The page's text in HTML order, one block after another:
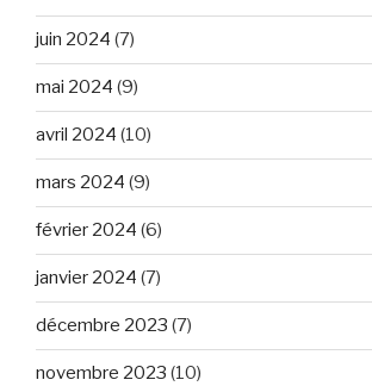
juin 2024 (7)
mai 2024 (9)
avril 2024 (10)
mars 2024 (9)
février 2024 (6)
janvier 2024 (7)
décembre 2023 (7)
novembre 2023 (10)